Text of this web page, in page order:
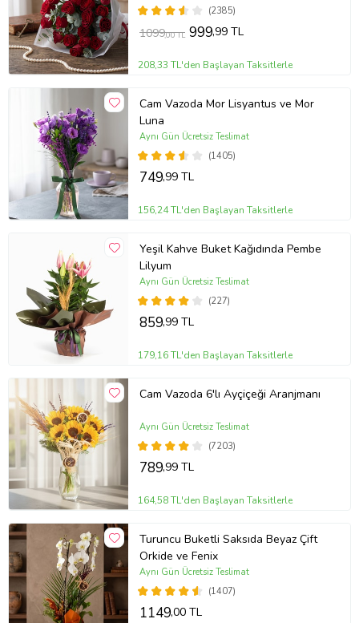
Ürün Kodu:at2360 (2385)
1099,00 TL 999,99 TL
208,33 TL'den Başlayan Taksitlerle
Cam Vazoda Mor Lisyantus ve Mor
Luna
(1405)
Aynı Gün Ücretsiz Teslimat
749,99 TL
156,24 TL'den Başlayan Taksitlerle
Yeşil Kahve Buket Kağıdında Pembe
Lilyum
(227)
Aynı Gün Ücretsiz Teslimat
859,99 TL
179,16 TL'den Başlayan Taksitlerle
Cam Vazoda 6'lı Ayçiçeği Aranjmanı
(7203)
Aynı Gün Ücretsiz Teslimat
789,99 TL
164,58 TL'den Başlayan Taksitlerle
Turuncu Buketli Saksıda Beyaz Çift
Orkide ve Fenix
(1407)
Aynı Gün Ücretsiz Teslimat
1149,00 TL